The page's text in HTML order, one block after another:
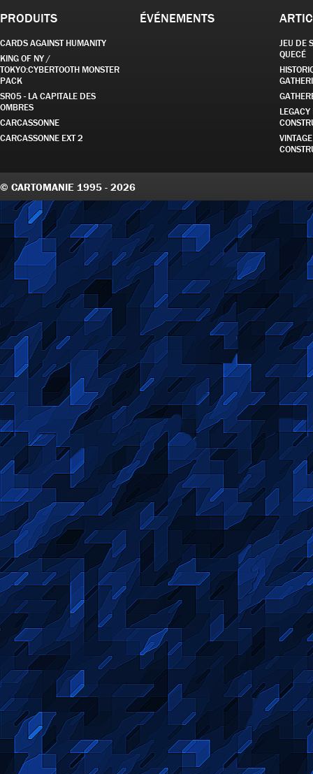
PRODUITS
CARDS AGAINST HUMANITY
KING OF NY /
TOKYO:CYBERTOOTH MONSTER
PACK
SR05 - LA CAPITALE DES
OMBRES
CARCASSONNE
CARCASSONNE EXT 2
ÉVÉNEMENTS
JEU DE
QUECÉ
© CARTOMANIE 1995 - 2026